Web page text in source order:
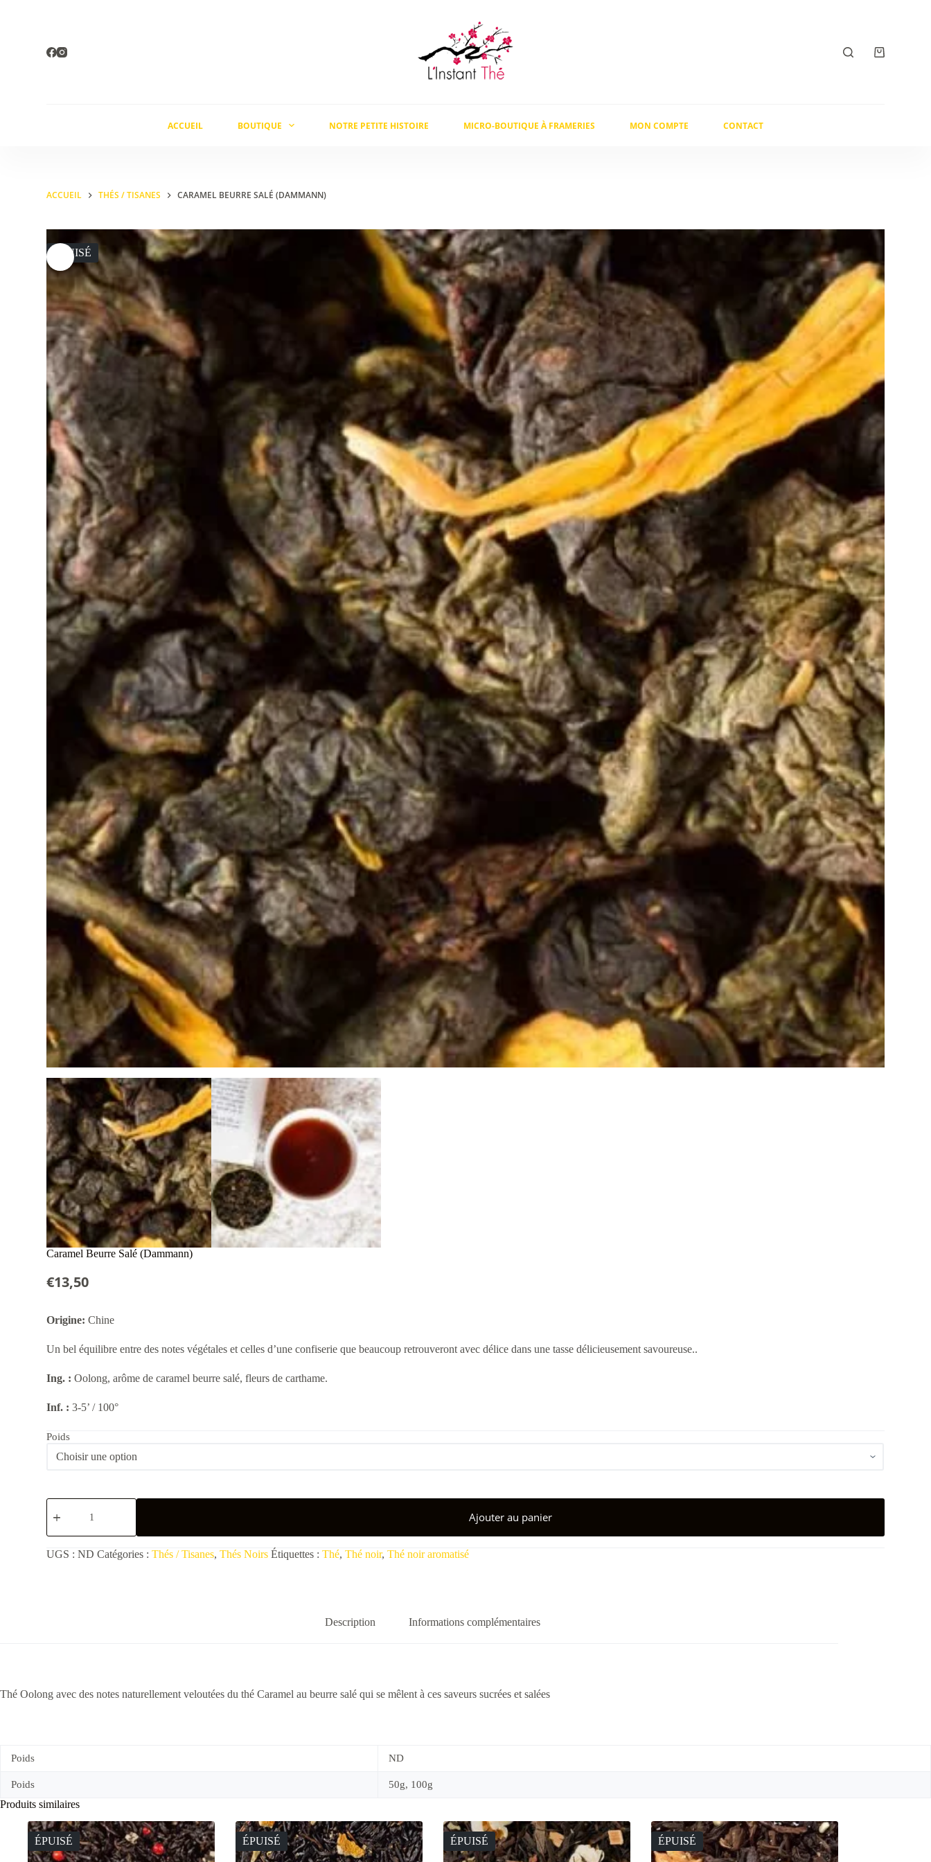
Panier
ACCUEIL BOUTIQUE NOTRE PETITE HISTOIRE MICRO-BOUTIQUE À FRAMERIES MON COMPTE CONTACT
ACCUEIL THÉS / TISANES CARAMEL BEURRE SALÉ (DAMMANN)
ÉPUISÉ
Caramel Beurre Salé (Dammann)
€13,50
Origine: Chine
Un bel équilibre entre des notes végétales et celles d’une confiserie que beaucoup retrouveront avec délice dans une tasse délicieusement savoureuse..
Ing. : Oolong, arôme de caramel beurre salé, fleurs de carthame.
Inf. : 3-5’ / 100°
Poids
quantité
de
Beurre
Salé
(Dammann)
Ajouter au panier
UGS :ND Catégories :Thés / Tisanes,Thés Noirs Étiquettes :Thé,Thé noir,Thé noir aromatisé
Description Informations complémentaires
Thé Oolong avec des notes naturellement veloutées du thé Caramel au beurre salé qui se mêlent à ces saveurs sucrées et salées
Poids ND
Poids 50g, 100g
Produits similaires
ÉPUISÉ ÉPUISÉ ÉPUISÉ ÉPUISÉ